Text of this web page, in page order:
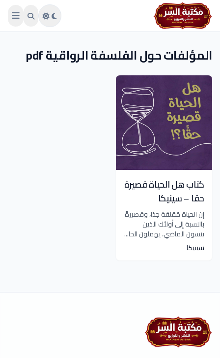
Skip to main content
المؤلفات حول الفلسفة الرواقية pdf
كتاب هل الحياة قصيرة
حقا – سينيكا
إن الحياة مُقلقة جدًا، وقصيرةٌ
بالنسبة إلى أولئك الذين
ينسون الماضي، يهملون الحا...
سينيكا